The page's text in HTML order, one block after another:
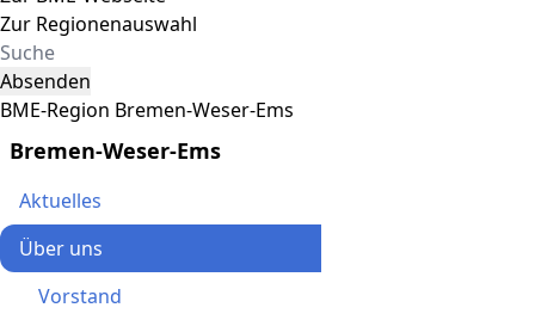
Zur Regionenauswahl
Absenden
BME-Region Bremen-Weser-Ems
Bremen-Weser-Ems
Aktuelles
Über uns
Vorstand